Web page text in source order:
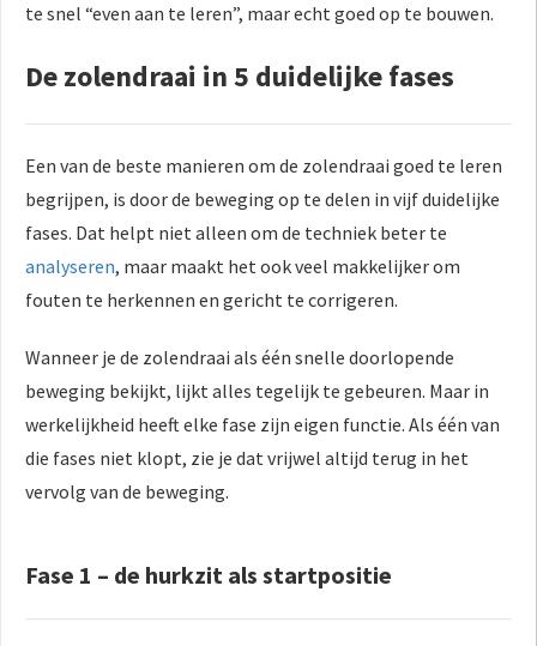
te snel “even aan te leren”, maar echt goed op te bouwen.
De zolendraai in 5 duidelijke fases
Een van de beste manieren om de zolendraai goed te leren
begrijpen, is door de beweging op te delen in vijf duidelijke
fases. Dat helpt niet alleen om de techniek beter te
analyseren, maar maakt het ook veel makkelijker om
fouten te herkennen en gericht te corrigeren.
Wanneer je de zolendraai als één snelle doorlopende
beweging bekijkt, lijkt alles tegelijk te gebeuren. Maar in
werkelijkheid heeft elke fase zijn eigen functie. Als één van
die fases niet klopt, zie je dat vrijwel altijd terug in het
vervolg van de beweging.
Fase 1 – de hurkzit als startpositie